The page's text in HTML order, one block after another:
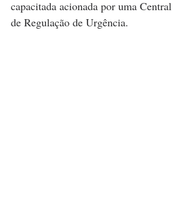
capacitada acionada por uma Central
de Regulação de Urgência.